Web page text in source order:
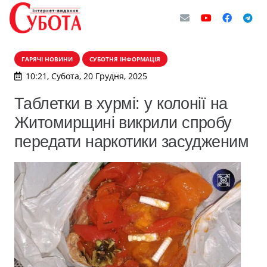
ГАРЯЧІ НОВИНИ СУБОТНЯ ІНФОРМАЦІЯ
10:21, Субота, 20 Грудня, 2025
Таблетки в хурмі: у колонії на
Житомирщині викрили спробу
передати наркотики засудженим